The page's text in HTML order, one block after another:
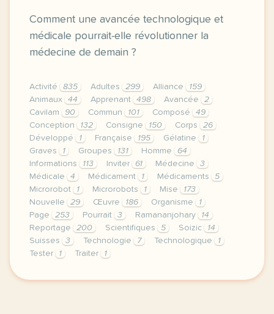
Comment une avancée technologique et
médicale pourrait-elle révolutionner la
médecine de demain ?
Activité 835 Adultes 299 Alliance
159
Animaux
44 Apprenant 498 Avancée
2
Cavilam
90 Commun 101 Composé
49
Conception
132 Consigne 150 Corps
26
Développé
1 Française 195 Gélatine
1
Graves
1 Groupes 131 Homme
64
Informations
113 Inviter 61 Médecine
3
Médicale
4 Médicament 1 Médicaments
5
Microrobot
1 Microrobots 1 Mise
173
Nouvelle
29 Œuvre 186 Organisme
1
Page
253 Pourrait 3 Ramananjohary
14
Reportage
200 Scientifiques 5 Soizic
14
Suisses
3 Technologie 7 Technologique
1
Tester
1 Traiter 1
continuer sans accepter le respect de votre vie